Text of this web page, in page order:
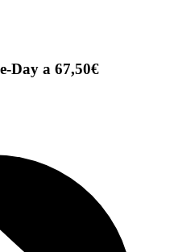
Day a 67,50€